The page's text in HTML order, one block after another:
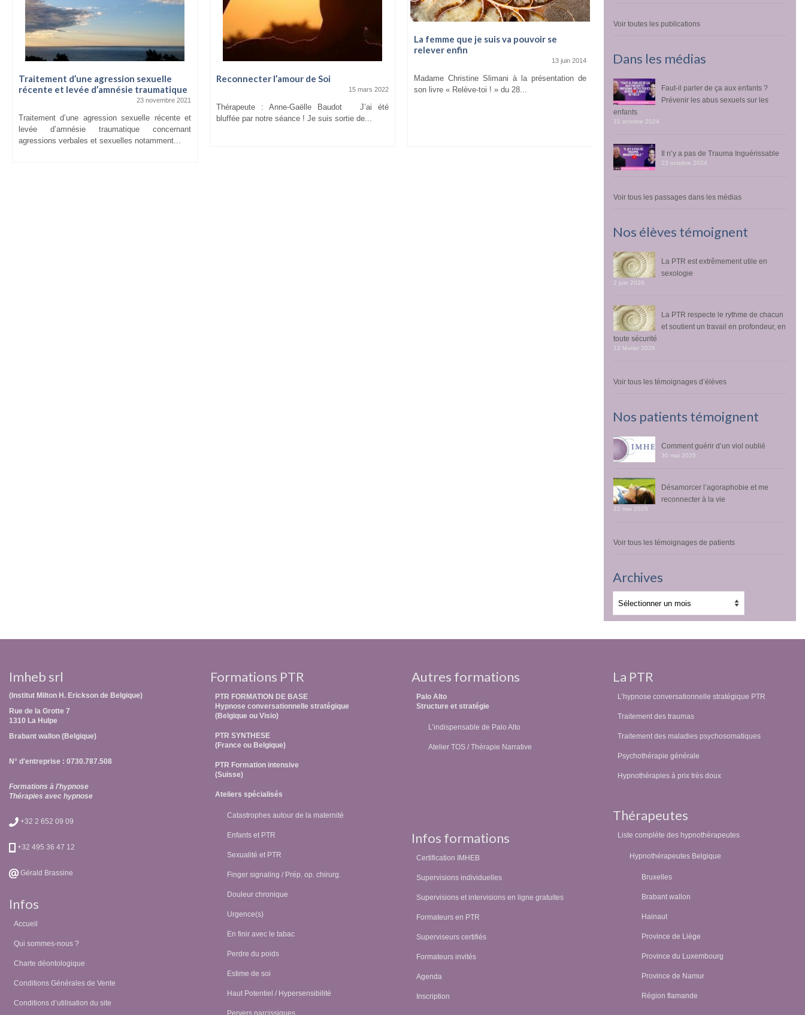
Traitement d’une agression sexuelle
récente et levée d’amnésie traumatique
23 novembre 2021
Traitement d’une agression sexuelle récente et
levée d’amnésie traumatique concernant
agressions verbales et sexuelles notamment...
Reconnecter l’amour de Soi
15 mars 2022
Thérapeute : Anne-Gaëlle Baudot J’ai été
bluffée par notre séance ! Je suis sortie de...
La femme que je suis va pouvoir se
relever enfin
13 juin 2014
Madame Christine Slimani à la présentation de
son livre « Relève-toi ! » du 28...
Désamorcer l’agoraphobie et me
reconnecter à la vie
22 mai 2025
par la Psychothérapie du Trauma Réassociative
Voir toutes les publications
Dans les médias
Faut-il parler de ça aux enfants ?
Prévenir les abus sexuels sur les
enfants
31 octobre 2024
Il n’y a pas de Trauma Inguérissable
23 octobre 2024
Voir tous les passages dans les médias
Nos élèves témoignent
La PTR est extrêmement utile en
sexologie
2 juin 2026
La PTR respecte le rythme de chacun
et soutient un travail en profondeur, en
toute sécurité
13 février 2026
Voir tous les témoignages d’élèves
Nos patients témoignent
Comment guérir d’un viol oublié
30 mai 2025
Désamorcer l’agoraphobie et me
reconnecter à la vie
22 mai 2025
Voir tous les témoignages de patients
Archives
Imheb srl
(Institut Milton H. Erickson de Belgique)
Rue de la Grotte 7
1310 La Hulpe
Brabant wallon (Belgique)
N° d'entreprise : 0730.787.508
Formations à l'hypnose
Thérapies avec hypnose
+32 2 652 09 09
+32 495 36 47 12
Gérald Brassine
Infos
Accueil
Qui sommes-nous ?
Charte déontologique
Conditions Générales de Vente
Conditions d’utilisation du site
Formations PTR
PTR FORMATION DE BASE
Hypnose conversationnelle stratégique
(Belgique ou Visio)
PTR SYNTHESE
(France ou Belgique)
PTR Formation intensive
(Suisse)
Ateliers spécialisés
Catastrophes autour de la maternité
Enfants et PTR
Sexualité et PTR
Finger signaling / Prép. op. chirurg.
Douleur chronique
Urgence(s)
En finir avec le tabac
Perdre du poids
Estime de soi
Haut Potentiel / Hypersensibilité
Pervers narcissiques
Autres formations
Palo Alto
Structure et stratégie
L’indispensable de Palo Alto
Atelier TOS / Thérapie Narrative
Infos formations
Certification IMHEB
Supervisions individuelles
Supervisions et intervisions en ligne gratuites
Formateurs en PTR
Superviseurs certifiés
Formateurs invités
Agenda
Inscription
La PTR
L’hypnose conversationnelle stratégique PTR
Traitement des traumas
Traitement des maladies psychosomatiques
Psychothérapie générale
Hypnothérapies à prix très doux
Thérapeutes
Liste complète des hypnothérapeutes
Hypnothérapeutes Belgique
Bruxelles
Brabant wallon
Hainaut
Province de Liège
Province du Luxembourg
Province de Namur
Région flamande